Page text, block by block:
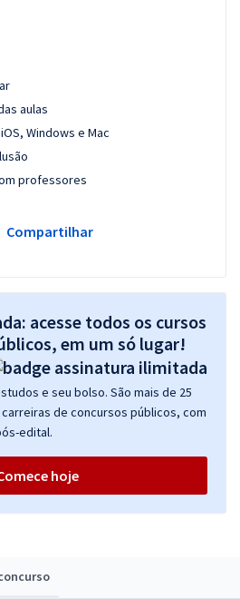
aulas
Windows e Mac
professores
Compartilhar
acesse todos os cursos
em um só lugar!
e seu bolso. São mais de 25
de concursos públicos, com
edital.
hoje